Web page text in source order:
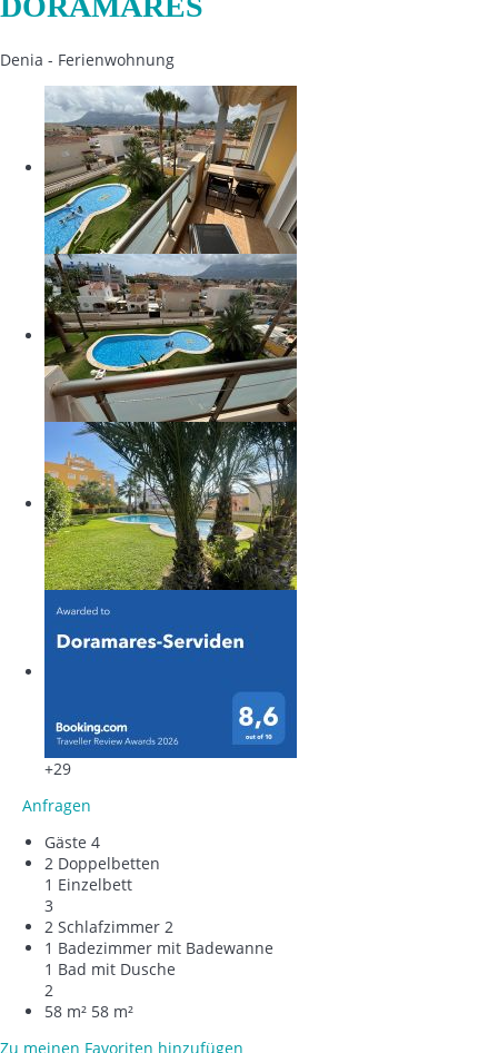
Denia - Ferienwohnung
+29
Anfragen
Gäste 4
2 Doppelbetten
1 Einzelbett
3
2 Schlafzimmer 2
1 Badezimmer mit Badewanne
1 Bad mit Dusche
2
58 m² 58 m²
Zu meinen Favoriten hinzufügen